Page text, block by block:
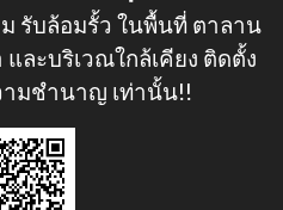
รับล้อมรั้ว ในพื้นที่ ตาลาน
ละบริเวณใกล้เคียง ติดตั้ง
มชำนาญ เท่านั้น!!